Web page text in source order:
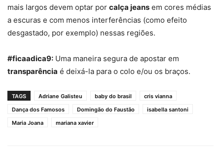
mais largos devem optar por calça jeans em cores médias
a escuras e com menos interferências (como efeito
desgastado, por exemplo) nessas regiões.
#ficaadica9: Uma maneira segura de apostar em
transparência é deixá-la para o colo e/ou os braços.
TAGS Adriane Galisteu baby do brasil
cris vianna
Dança dos Famosos
Domingão do Faustão
isabella santoni
Maria Joana
mariana xavier